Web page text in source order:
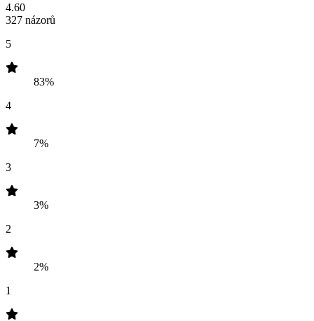
4.60
327 názorů
5
83%
4
7%
3
3%
2
2%
1